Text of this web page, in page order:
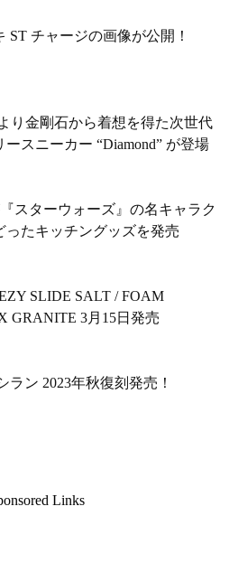
ST チャージの画像が公開！
り金剛石から着想を得た次世代
ースニーカー “Diamond” が登場
『スターウォーズ』の名キャラク
ったキッチングッズを発売
SLIDE SALT / FOAM
GRANITE 3月15日発売
ラン 2023年秋復刻発売！
Links